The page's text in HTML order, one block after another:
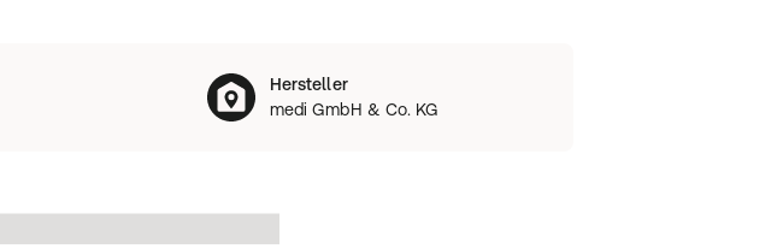
Hersteller
medi GmbH & Co. KG